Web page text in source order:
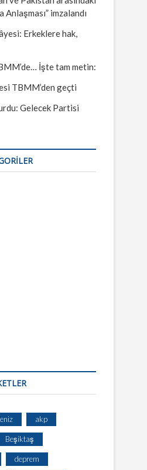
imzalandı
Erkeklere hak,
İşte tam metin:
TBMM’den geçti
Gelecek Partisi
akp
Beşiktaş
deprem